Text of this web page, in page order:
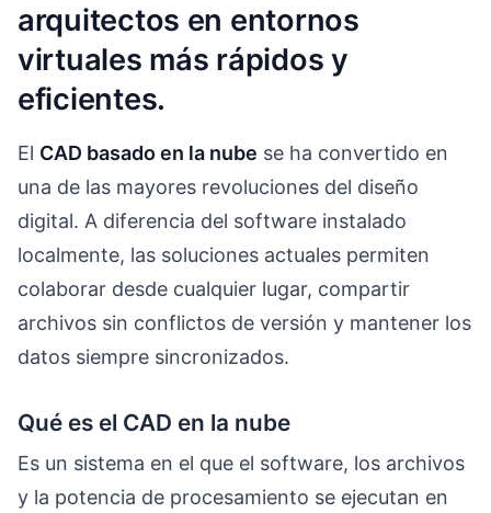
arquitectos en entornos
virtuales más rápidos y
eficientes.
El CAD basado en la nube se ha convertido en
una de las mayores revoluciones del diseño
digital. A diferencia del software instalado
localmente, las soluciones actuales permiten
colaborar desde cualquier lugar, compartir
archivos sin conflictos de versión y mantener los
datos siempre sincronizados.
Qué es el CAD en la nube
Es un sistema en el que el software, los archivos
y la potencia de procesamiento se ejecutan en